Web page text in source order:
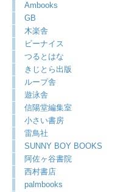
Ambooks
GB
木楽舎
ビーナイス
つるとはな
きじとら出版
ループ舎
遊泳舎
信陽堂編集室
小さい書房
雷鳥社
SUNNY BOY BOOKS
阿佐ヶ谷書院
西村書店
palmbooks